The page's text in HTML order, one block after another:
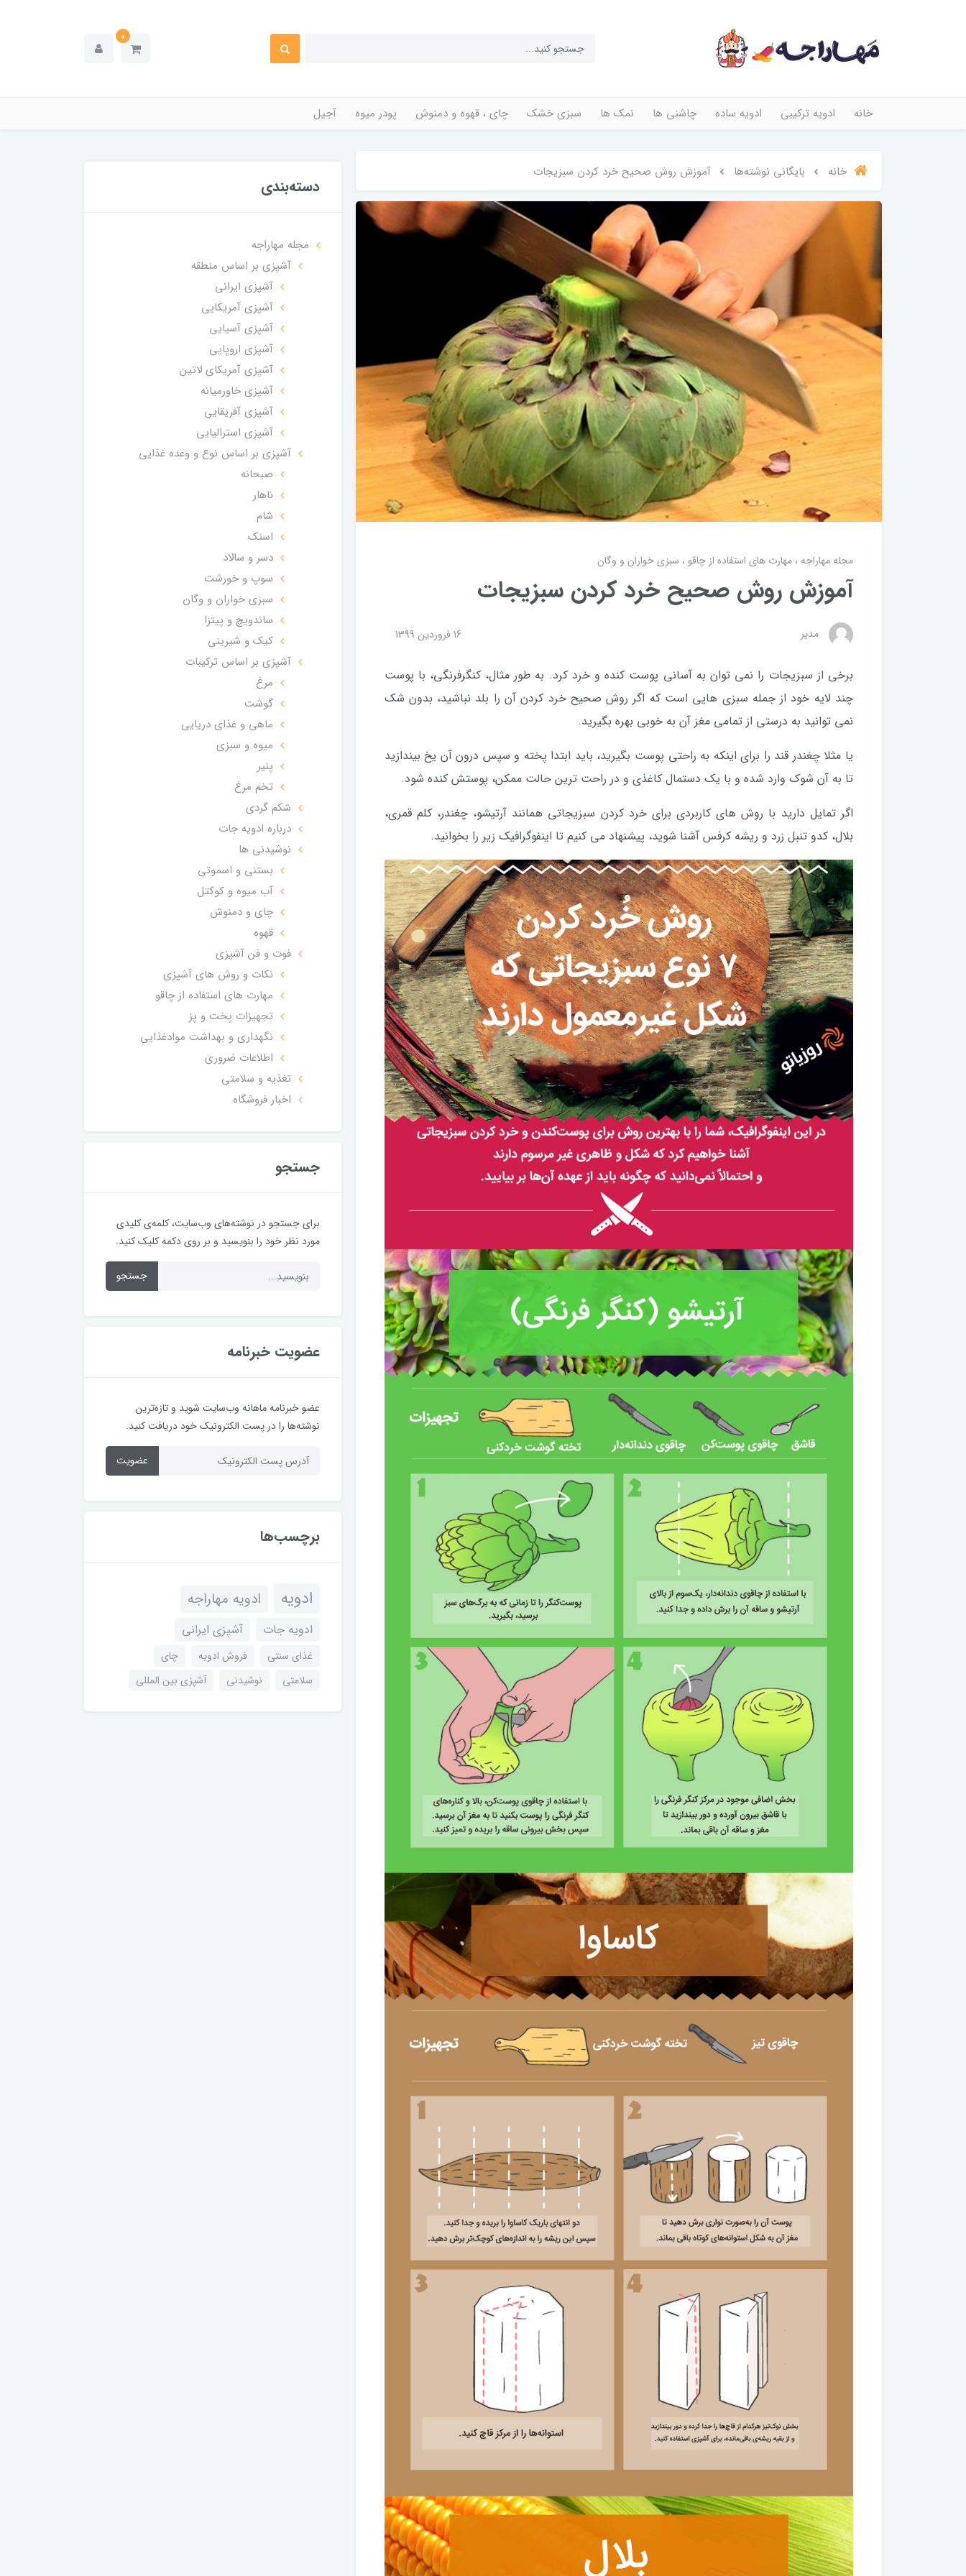
0
خانه ادویه ترکیبی ادویه ساده چاشنی ها نمک ها سبزی خشک چای ، قهوه و دمنوش پودر میوه آجیل
خانه بایگانی نوشته‌ها آموزش روش صحیح خرد کردن سبزیجات
مجله مهاراجه مهارت های استفاده از چاقو سبزی خواران و وگان
آموزش روش صحیح خرد کردن سبزیجات
مدیر 16 فروردین 1399
برخی از سبزیجات را نمی توان به آسانی پوست کنده و خرد کرد. به طور مثال، کنگرفرنگی، با پوست
چند لایه خود از جمله سبزی هایی است که اگر روش صحیح خرد کردن آن را بلد نباشید، بدون شک
نمی توانید به درستی از تمامی مغز آن به خوبی بهره بگیرید.
یا مثلا چغندر قند را برای اینکه به راحتی پوست بگیرید، باید ابتدا پخته و سپس درون آن یخ بیندازید
تا به آن شوک وارد شده و با یک دستمال کاغذی و در راحت ترین حالت ممکن، پوستش کنده شود.
اگر تمایل دارید با روش های کاربردی برای خرد کردن سبزیجاتی همانند آرتیشو، چغندر، کلم قمری،
بلال، کدو تنبل زرد و ریشه کرفس آشنا شوید، پیشنهاد می کنیم تا اینفوگرافیک زیر را بخوانید.
دسته‌بندی
مجله مهاراجه
آشپزی بر اساس منطقه
آشپزی ایرانی
آشپزی آمریکایی
آشپزی آسیایی
آشپزی اروپایی
آشپزی آمریکای لاتین
آشپزی خاورمیانه
آشپزی آفریقایی
آشپزی استرالیایی
آشپزی بر اساس نوع و وعده غذایی
صبحانه
ناهار
شام
اسنک
دسر و سالاد
سوپ و خورشت
سبزی خواران و وگان
ساندویچ و پیتزا
کیک و شیرینی
آشپزی بر اساس ترکیبات
مرغ
گوشت
ماهی و غذای دریایی
میوه و سبزی
پنیر
تخم مرغ
شکم گردی
درباره ادویه جات
نوشیدنی ها
بستنی و اسموتی
آب میوه و کوکتل
چای و دمنوش
قهوه
فوت و فن آشپزی
نکات و روش های آشپزی
مهارت های استفاده از چاقو
تجهیزات پخت و پز
نگهداری و بهداشت موادغذایی
اطلاعات ضروری
تغذیه و سلامتی
اخبار فروشگاه
جستجو
برای جستجو در نوشته‌های وب‌سایت، کلمه‌ی کلیدی
مورد نظر خود را بنویسید و بر روی دکمه کلیک کنید.
جستجو
عضویت خبرنامه
عضو خبرنامه ماهانه وب‌سایت شوید و تازه‌ترین
نوشته‌ها را در پست الکترونیک خود دریافت کنید.
عضویت
برچسب‌ها
ادویه ادویه مهاراجه
ادویه جات آشپزی ایرانی
غذای سنتی فروش ادویه
چای
سلامتی
نوشیدنی آشپزی بین المللی